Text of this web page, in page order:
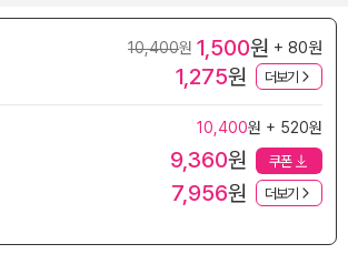
10,400원 1,500원 + 80원
1,275원 더보기
10,400원 + 520원
9,360원 쿠폰
7,956원 더보기